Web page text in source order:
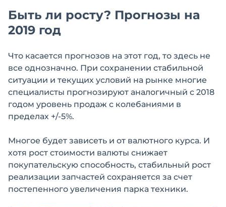
Быть ли росту? Прогнозы на
2019 год
Что касается прогнозов на этот год, то здесь не
все однозначно. При сохранении стабильной
ситуации и текущих условий на рынке многие
специалисты прогнозируют аналогичный с 2018
годом уровень продаж с колебаниями в
пределах +/-5%.
Многое будет зависеть и от валютного курса. И
хотя рост стоимости валюты снижает
покупательскую способность, стабильный рост
реализации запчастей сохраняется за счет
постепенного увеличения парка техники.